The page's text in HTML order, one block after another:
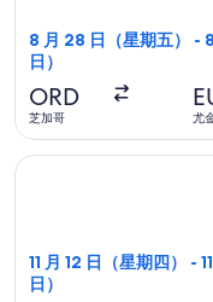
8 月 28 日（星期五） -
日）
ORD
芝加哥 尤
11 月 12 日（星期四） -
日）
选择联合航空航班，11